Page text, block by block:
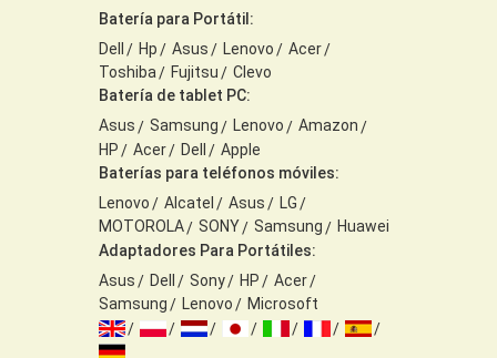
Batería para Portátil:
Dell
Hp Asus Lenovo
Acer
Toshiba
Fujitsu
Clevo
Batería de tablet PC:
Asus
Samsung Lenovo
Amazon
HP
Acer Dell
Apple
Baterías para teléfonos móviles:
Lenovo
Alcatel Asus
LG
MOTOROLA
SONY Samsung
Huawei
Adaptadores Para Portátiles:
Asus
Dell Sony HP
Acer
Samsung
Lenovo Microsoft